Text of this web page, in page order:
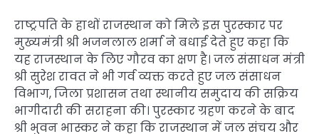
राष्ट्रपति के हाथों राजस्थान को मिले इस पुरस्कार पर
मुख्यमंत्री श्री भजनलाल शर्मा ने बधाई देते हुए कहा कि
यह राजस्थान के लिए गौरव का क्षण है। जल संसाधन मंत्री
श्री सुरेश रावत ने भी गर्व व्यक्त करते हुए जल संसाधन
विभाग, जिला प्रशासन तथा स्थानीय समुदाय की सक्रिय
भागीदारी की सराहना की। पुरस्कार ग्रहण करने के बाद
श्री भुवन भास्कर ने कहा कि राजस्थान में जल संचय और